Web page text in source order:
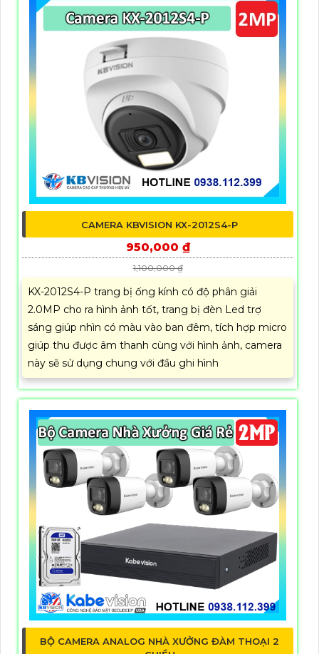
CAMERA KBVISION KX-2012S4-P
950,000 ₫
1,100,000 ₫
KX-2012S4-P trang bị ống kính có độ phân giải
2.0MP cho ra hình ảnh tốt, trang bị đèn Led trợ
sáng giúp nhìn có màu vào ban đêm, tích hợp micro
giúp thu được âm thanh cùng với hình ảnh, camera
này sẽ sử dụng chung với đầu ghi hình
BỘ CAMERA ANALOG NHÀ XƯỞNG ĐÀM THOẠI 2